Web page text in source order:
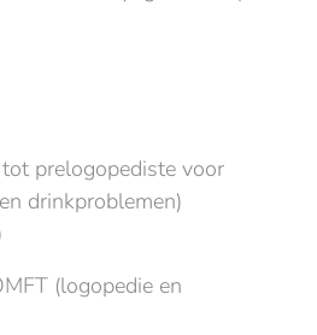
prelogopediste voor
drinkproblemen)
(logopedie en